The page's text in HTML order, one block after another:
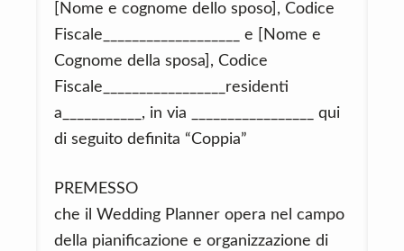
[Nome e cognome dello sposo], Codice
Fiscale___________________ e [Nome e
Cognome della sposa], Codice
Fiscale_________________residenti
a___________, in via _________________ qui
di seguito definita “Coppia”
PREMESSO
che il Wedding Planner opera nel campo
della pianificazione e organizzazione di